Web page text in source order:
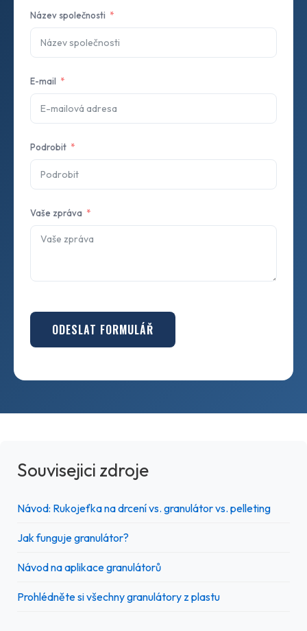
Název společnosti
E-mail
Podrobit
Vaše zpráva
ODESLAT FORMULÁŘ
Souvisejici zdroje
Návod: Rukojeťka na drcení vs. granulátor vs. pelleting
Jak funguje granulátor?
Návod na aplikace granulátorů
Prohlédněte si všechny granulátory z plastu